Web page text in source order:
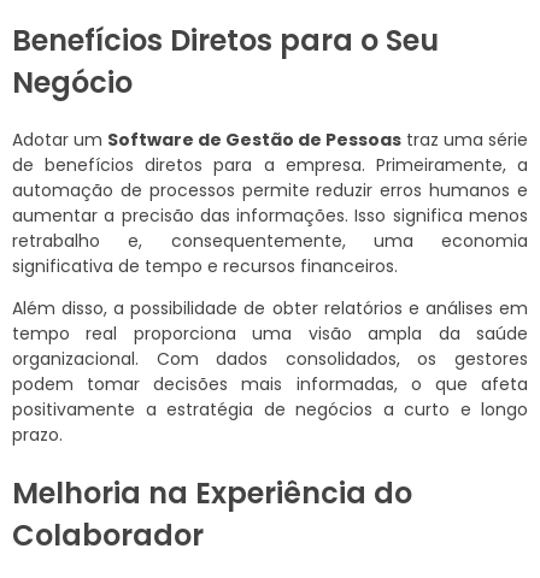
Benefícios Diretos para o Seu
Negócio
Adotar um Software de Gestão de Pessoas traz uma série
de benefícios diretos para a empresa. Primeiramente, a
automação de processos permite reduzir erros humanos e
aumentar a precisão das informações. Isso significa menos
retrabalho e, consequentemente, uma economia
significativa de tempo e recursos financeiros.
Além disso, a possibilidade de obter relatórios e análises em
tempo real proporciona uma visão ampla da saúde
organizacional. Com dados consolidados, os gestores
podem tomar decisões mais informadas, o que afeta
positivamente a estratégia de negócios a curto e longo
prazo.
Melhoria na Experiência do
Colaborador